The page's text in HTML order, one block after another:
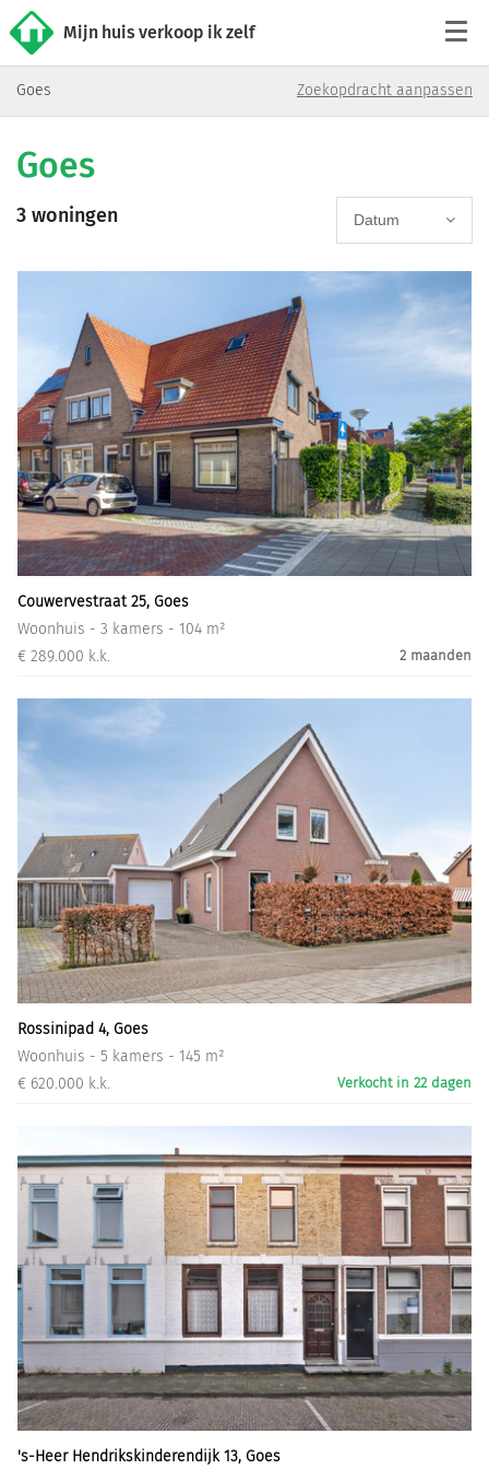
Mijn huis verkoop ik zelf
Contact
Verkoop starten
Informatiegesprek
Inloggen
Goes Zoekopdracht aanpassen
Goes
3 woningen Datum
Couwervestraat 25, Goes
Woonhuis - 3 kamers - 104 m²
€ 289.000 k.k.
2 maanden
Rossinipad 4, Goes
Woonhuis - 5 kamers - 145 m²
€ 620.000 k.k.
Verkocht in 22 dagen
's-Heer Hendrikskinderendijk 13, Goes